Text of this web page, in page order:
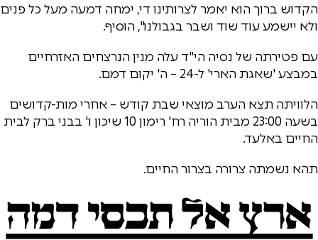
הקדוש ברוך הוא יאמר לצרותינו די, ימחה דמעה מעל כל פנים
ולא יישמע עוד שוד ושבר בגבולנו", הוסיף.
עם פטירתה של נסיה הי"ד עלה מנין הנרצחים האזרחיים
במבצע 'שאגת הארי' ל-24 – ה' יקום דמם.
הלוויתה תצא הערב מוצאי שבת קודש – אחרי מות-קדושים
בשעה 23:00 מבית הוריה רח' רימון 10 שיכון ו' בבני ברק לבית
החיים באלעד.
תהא נשמתה צרורה בצרור החיים.